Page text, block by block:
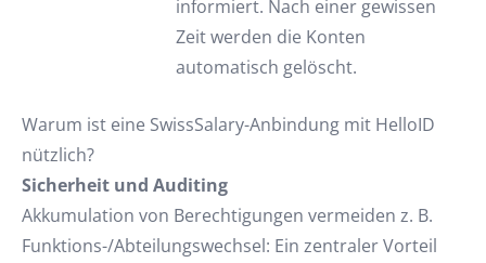
informiert. Nach einer gewissen
Zeit werden die Konten
automatisch gelöscht.
Warum ist eine SwissSalary-Anbindung mit HelloID
nützlich?
Sicherheit und Auditing
Akkumulation von Berechtigungen vermeiden z. B.
Funktions-/Abteilungswechsel: Ein zentraler Vorteil